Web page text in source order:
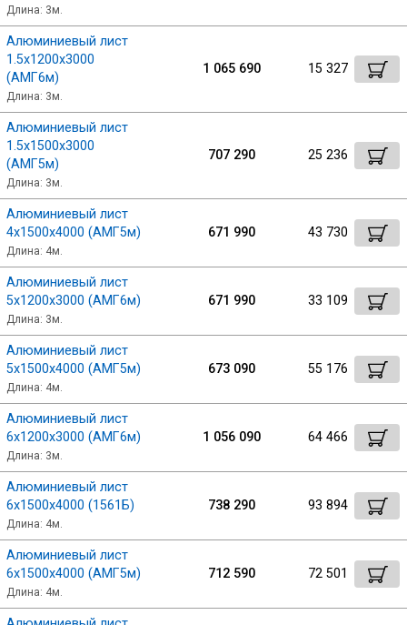
Длина: 3м.
Алюминиевый лист
1.5х1200х3000
(АМГ6м)
Длина: 3м.
1 065 690 15 327
Алюминиевый лист
1.5х1500х3000
(АМГ5м)
Длина: 3м.
707 290 25 236
Алюминиевый лист
4х1500х4000 (АМГ5м)
Длина: 4м.
671 990 43 730
Алюминиевый лист
5х1200х3000 (АМГ6м)
Длина: 3м.
671 990 33 109
Алюминиевый лист
5х1500х4000 (АМГ5м)
Длина: 4м.
673 090 55 176
Алюминиевый лист
6х1200х3000 (АМГ6м)
Длина: 3м.
1 056 090 64 466
Алюминиевый лист
6х1500х4000 (1561Б)
Длина: 4м.
738 290 93 894
Алюминиевый лист
6х1500х4000 (АМГ5м)
Длина: 4м.
712 590 72 501